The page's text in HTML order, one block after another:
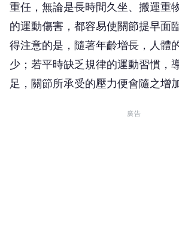
重任，無論是長時間久坐、搬運重
的運動傷害，都容易使關節提早面
得注意的是，隨著年齡增長，人體
少；若平時缺乏規律的運動習慣，
足，關節所承受的壓力便會隨之增加
廣告